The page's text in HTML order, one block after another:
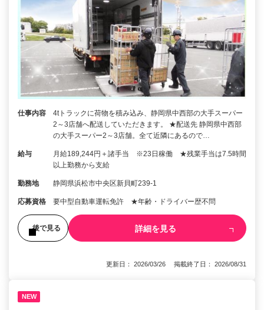
仕事内容
4tトラックに荷物を積み込み、静岡県中西部の大手スーパー
2～3店舗へ配送していただきます。 ★配送先 静岡県中西部
の大手スーパー2～3店舗。全て近隣にあるので…
給与
月給189,244円＋諸手当 ※23日稼働 ★残業手当は7.5時間
以上勤務から支給
勤務地 静岡県浜松市中央区新貝町239-1
応募資格 要中型自動車運転免許 ★年齢・ドライバー歴不問
後で見る 詳細を見る
更新日： 2026/03/26 掲載終了日： 2026/08/31
NEW